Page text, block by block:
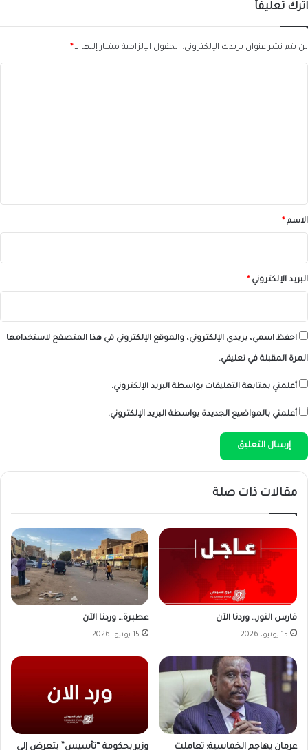
اترك تعليقاً
لن يتم نشر عنوان بريدك الإلكتروني. الحقول الإلزامية مشار إليها بـ*
*الاسم*
البريد الإلكتروني*
احفظ اسمي، بريدي الإلكتروني، والموقع الإلكتروني في هذا المتصفح لاستخدامها
المرة المقبلة في تعليقي.
أعلمني بمتابعة التعليقات بواسطة البريد الإلكتروني.
أعلمني بالمواضيع الجديدة بواسطة البريد الإلكتروني.
مقالات ذات صلة
فارس النور… وردنا الآن
15 يونيو، 2026
عطبرة… وردنا الآن
15 يونيو، 2026
عرمان يهاجم الخماسية: تعاملت وزير بحكومة “تأسيس” يتعرض إلى